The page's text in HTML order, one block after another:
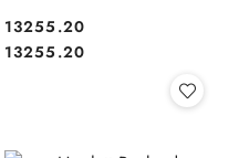
2434 NHP P75207-425
Cena:
13255.20
Cena:
13255.20